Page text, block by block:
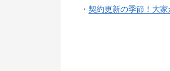
・ 契約更新の季節！大